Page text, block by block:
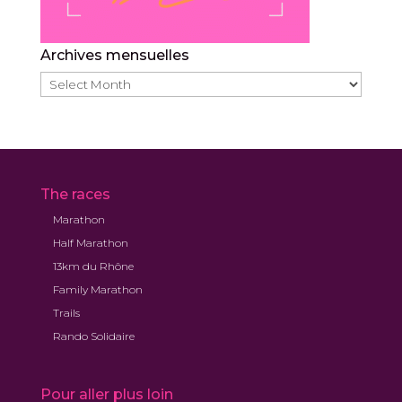
Archives mensuelles
Archives
mensuelles
The races
Marathon
Half Marathon
13km du Rhône
Family Marathon
Trails
Rando Solidaire
Pour aller plus loin